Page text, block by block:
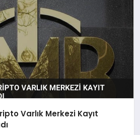
Varlık Merkezi Kayıt